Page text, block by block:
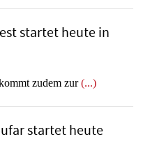
startet heute in
zudem zur(...)
startet heute